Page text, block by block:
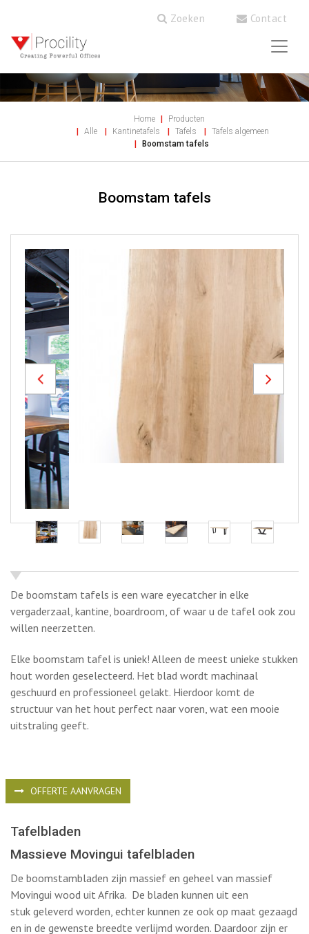
Zoeken Contact
Home
Producten
Alle
Kantinetafels Tafels
Tafels algemeen
Boomstam tafels
Boomstam tafels
Previous Next
willen neerzetten.
Elke boomstam tafel is uniek! Alleen de meest unieke stukken
hout worden geselecteerd. Het blad wordt machinaal
structuur van het hout perfect naar voren, wat een mooie
uitstraling geeft.
Tafelbladen
Massieve Movingui tafelbladen
De boomstambladen zijn massief en geheel van massief
Movingui wood uit Afrika. De bladen kunnen uit een
stuk geleverd worden, echter kunnen ze ook op maat gezaagd
en in de gewenste breedte verlijmd worden. Daardoor zijn er
vele maten mogelijk.
De boomstambladen van Movingui zijn leverbaar in de